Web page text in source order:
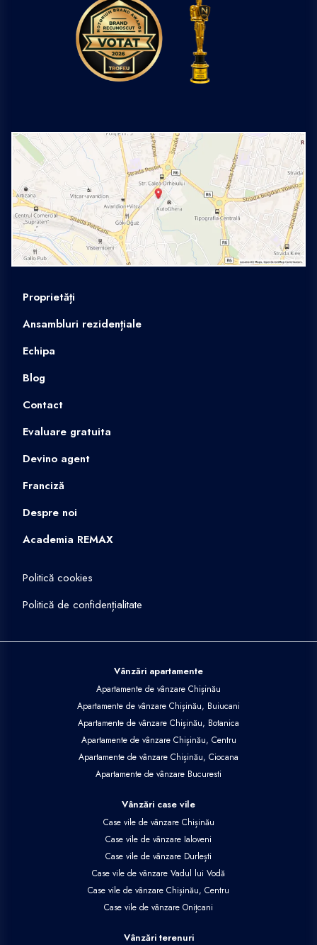
Proprietăți
Ansambluri rezidențiale
Echipa
Blog
Contact
Evaluare gratuita
Devino agent
Franciză
Despre noi
Academia REMAX
Politică cookies
Politică de confidențialitate
Vânzări apartamente
Apartamente de vânzare Chișinău
Apartamente de vânzare Chișinău, Buiucani
Apartamente de vânzare Chișinău, Botanica
Apartamente de vânzare Chișinău, Centru
Apartamente de vânzare Chișinău, Ciocana
Apartamente de vânzare Bucuresti
Vânzări case vile
Case vile de vânzare Chișinău
Case vile de vânzare Ialoveni
Case vile de vânzare Durlești
Case vile de vânzare Vadul lui Vodă
Case vile de vânzare Chișinău, Centru
Case vile de vânzare Onițcani
Vânzări terenuri